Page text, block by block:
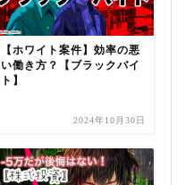
【ホワイト案件】効率の悪
い働き方？【ブラックバイ
ト】
2024年10月30日